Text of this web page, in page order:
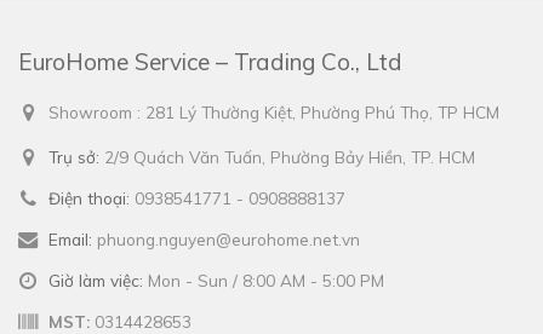
EuroHome Service – Trading Co., Ltd
Showroom : 281 Lý Thường Kiệt, Phường Phú Thọ, TP HCM
Trụ sở: 2/9 Quách Văn Tuấn, Phường Bảy Hiền, TP. HCM
Điện thoại: 0938541771 - 0908888137
Email: phuong.nguyen@eurohome.net.vn
Giờ làm việc: Mon - Sun / 8:00 AM - 5:00 PM
MST: 0314428653